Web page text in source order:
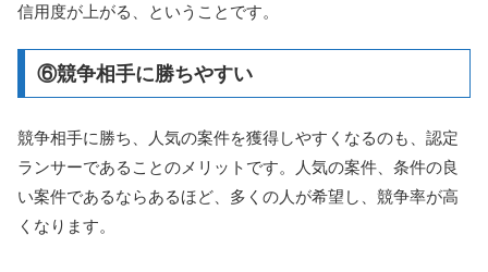
信用度が上がる、ということです。
⑥競争相手に勝ちやすい
競争相手に勝ち、人気の案件を獲得しやすくなるのも、認定
ランサーであることのメリットです。人気の案件、条件の良
い案件であるならあるほど、多くの人が希望し、競争率が高
くなります。